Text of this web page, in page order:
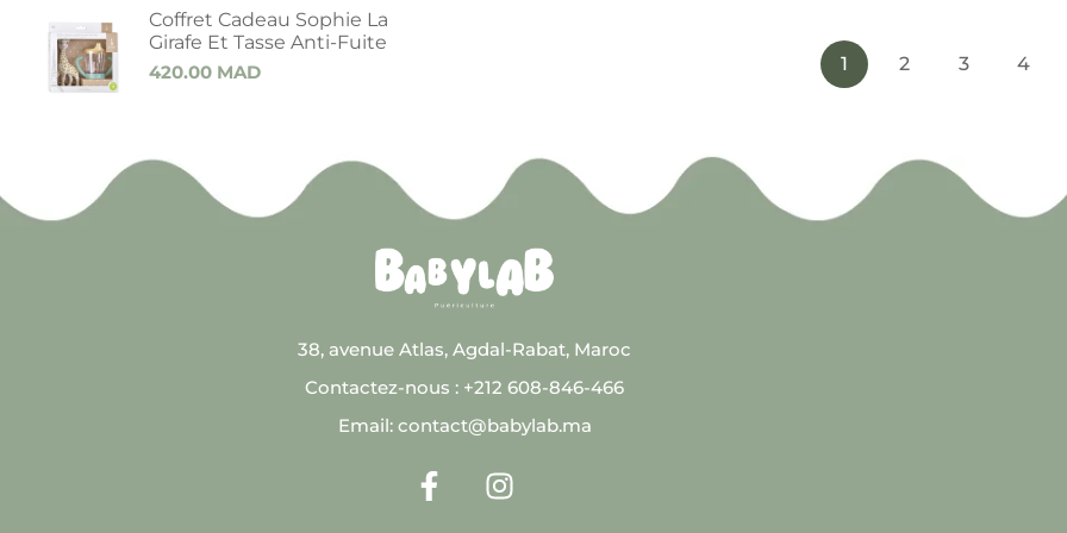
Coffret Cadeau Sophie La
Girafe Et Tasse Anti-Fuite
420.00 MAD 1 2 3 4
38, avenue Atlas, Agdal-Rabat, Maroc
Contactez-nous : +212 608-846-466
Email: contact@babylab.ma